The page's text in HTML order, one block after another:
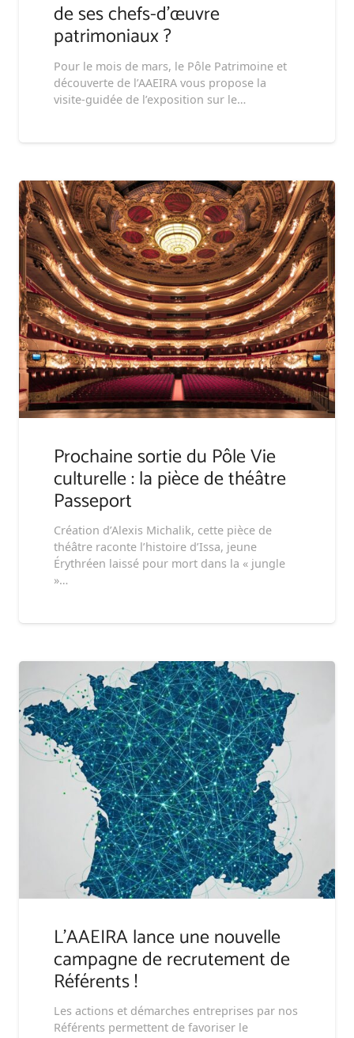
de ses chefs-d’œuvre
patrimoniaux ?
Pour le mois de mars, le Pôle Patrimoine et
découverte de l’AAEIRA vous propose la
visite-guidée de l’exposition sur le…
Prochaine sortie du Pôle Vie
culturelle : la pièce de théâtre
Passeport
Création d’Alexis Michalik, cette pièce de
théâtre raconte l’histoire d’Issa, jeune
Érythréen laissé pour mort dans la « jungle
»…
L’AAEIRA lance une nouvelle
campagne de recrutement de
Référents !
Les actions et démarches entreprises par nos
Référents permettent de favoriser le